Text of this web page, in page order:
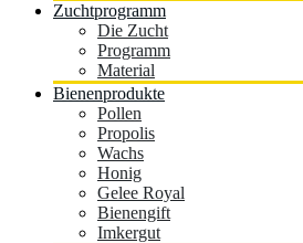
Zuchtprogramm
Die Zucht
Programm
Material
Bienenprodukte
Pollen
Propolis
Wachs
Honig
Gelee Royal
Bienengift
Imkergut